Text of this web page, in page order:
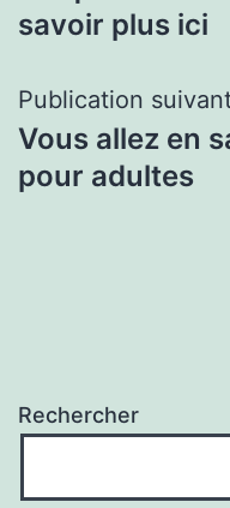
savoir plus ici
Publication
Vous allez en
pour adultes
Rechercher